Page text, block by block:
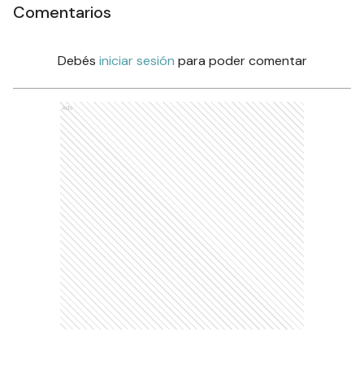
Comentarios
Debés iniciar sesión para poder comentar
Ads